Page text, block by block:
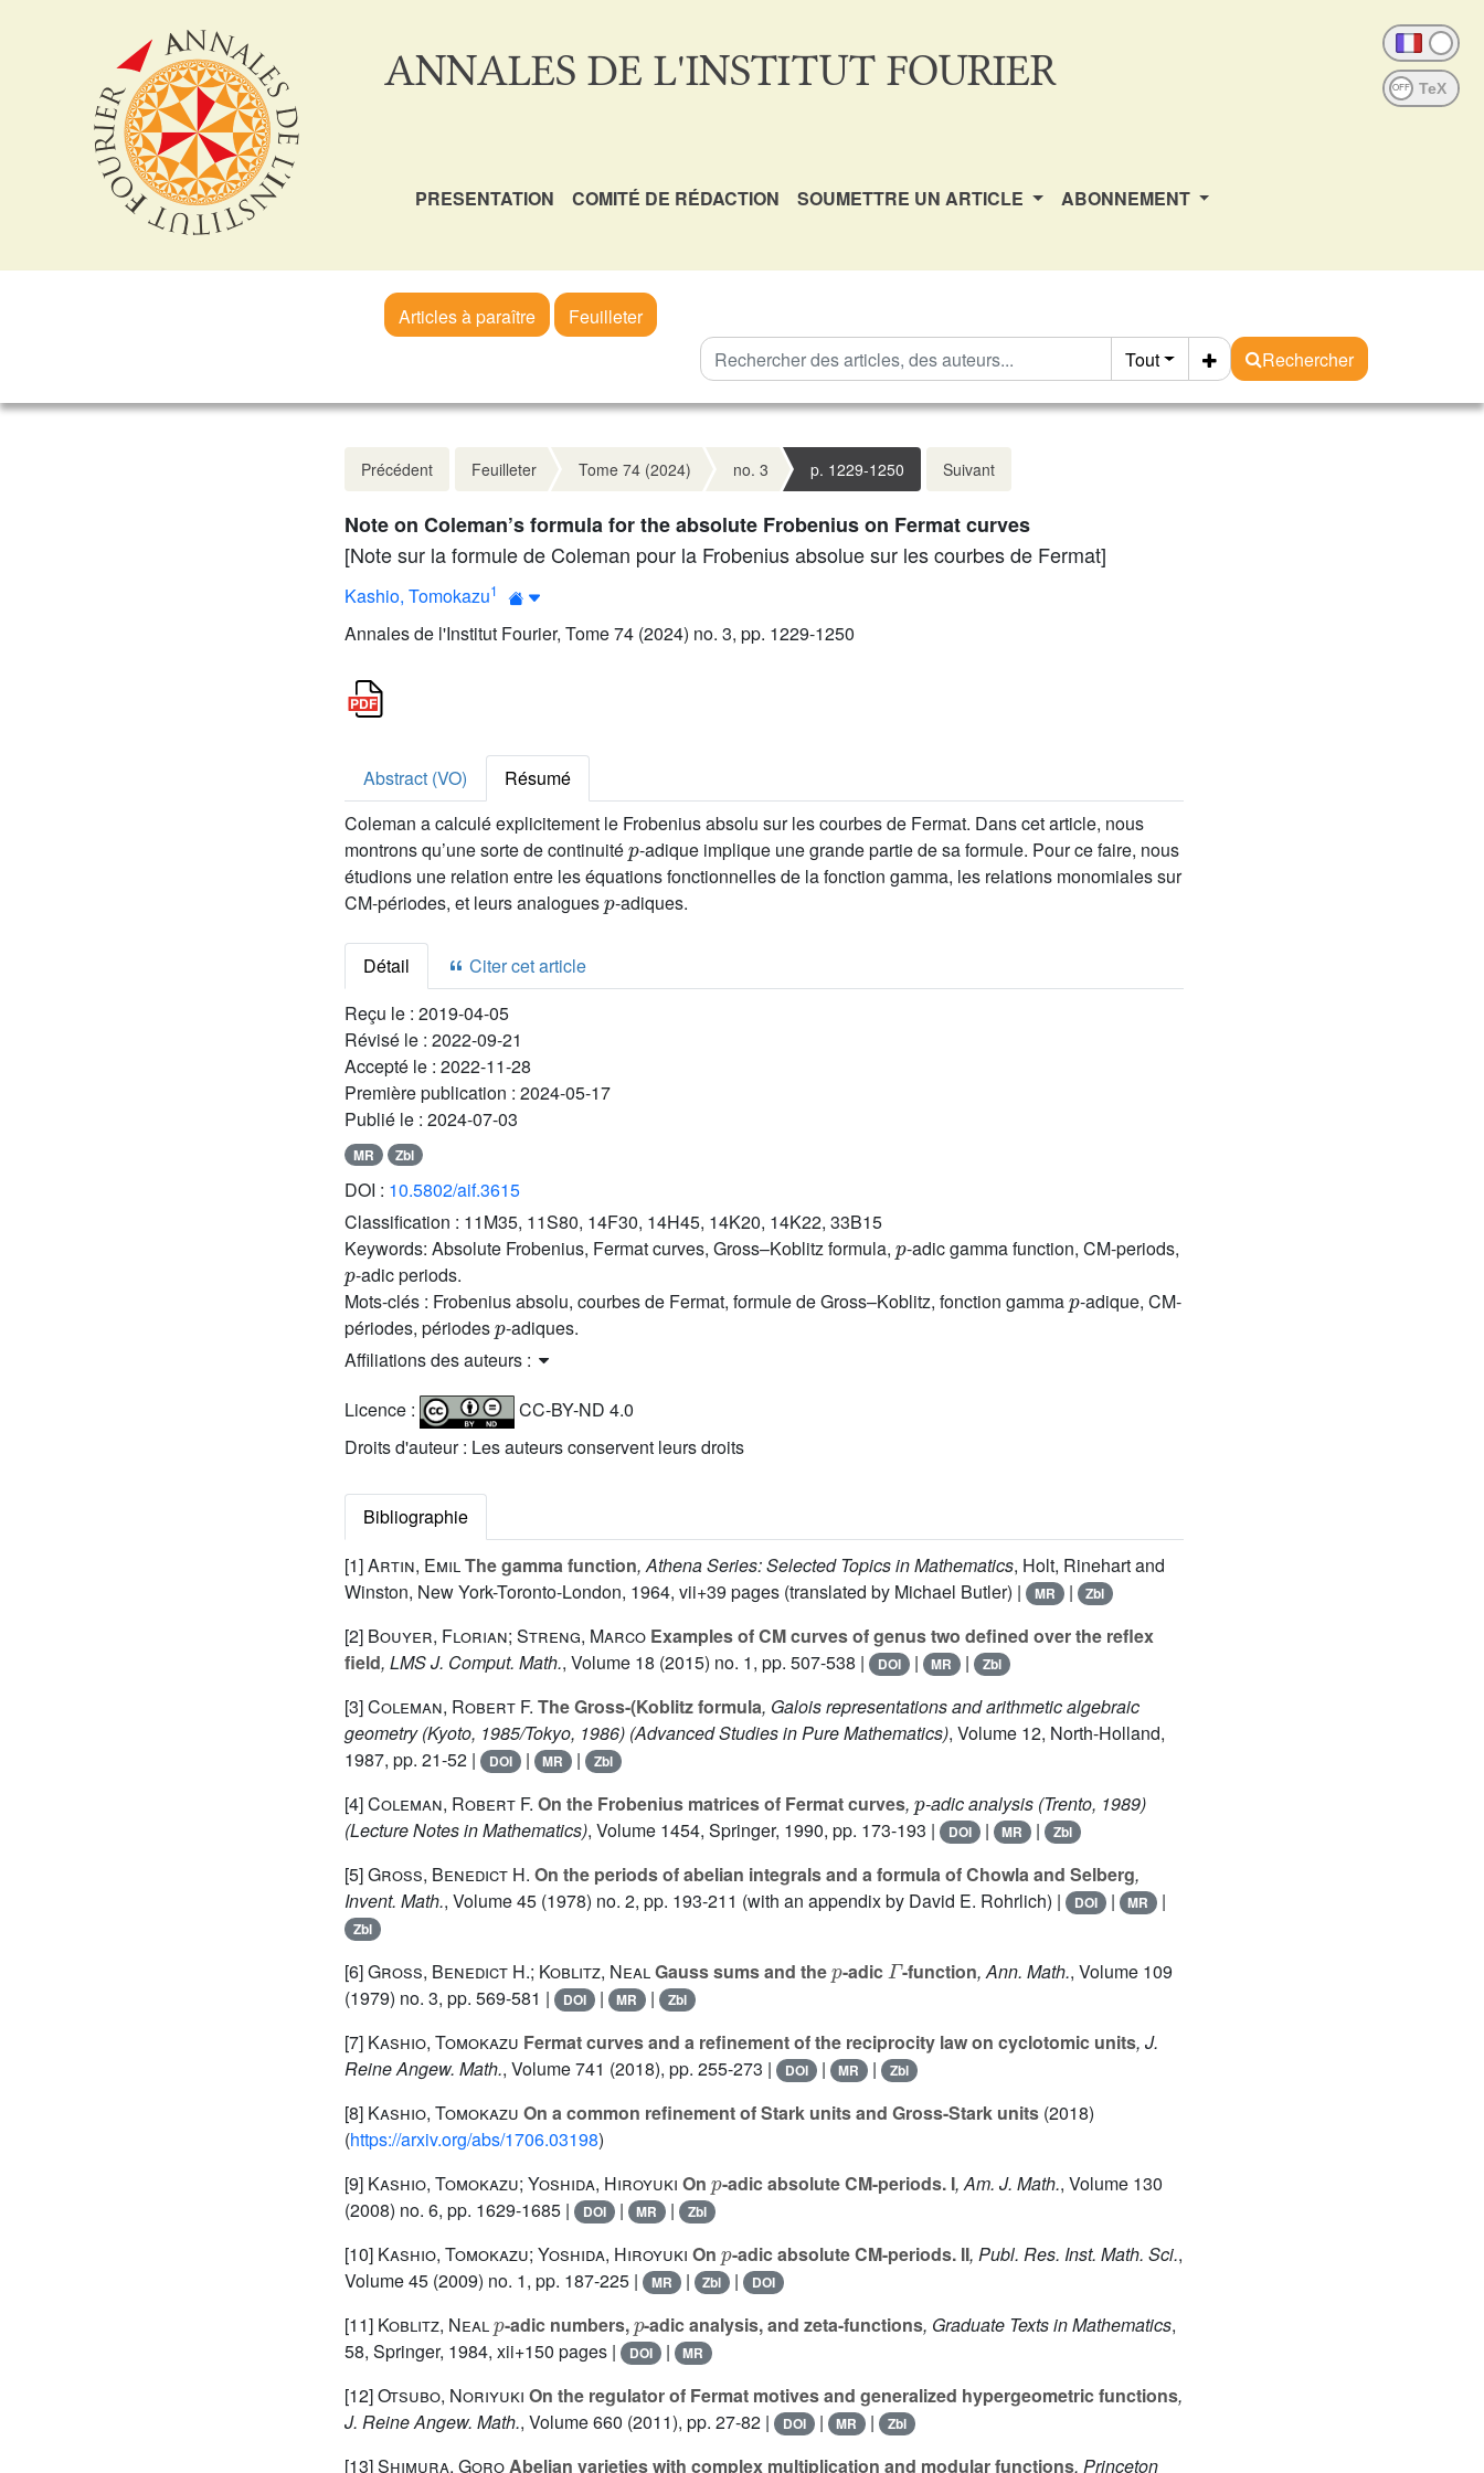
ANNALES DE L'INSTITUT FOURIER OFF
PRESENTATION COMITÉ DE RÉDACTION SOUMETTRE UN ARTICLE ABONNEMENT
Articles à paraître
Feuilleter
Tout
Rechercher
Précédent Feuilleter Tome 74 (2024) no. 3 p. 1229-1250 Suivant
Note on Coleman’s formula for the absolute Frobenius on Fermat curves
[Note sur la formule de Coleman pour la Frobenius absolue sur les courbes de Fermat]
Kashio, Tomokazu1
Annales de l'Institut Fourier, Tome 74 (2024) no. 3, pp. 1229-1250
Abstract (VO)
Résumé
Coleman a calculé explicitement le Frobenius absolu sur les courbes de Fermat. Dans cet article, nous
montrons qu’une sorte de continuité
p
-adique implique une grande partie de sa formule. Pour ce faire, nous
étudions une relation entre les équations fonctionnelles de la fonction gamma, les relations monomiales sur
CM-périodes, et leurs analogues
p
-adiques.
Détail
Citer cet article
Reçu le : 2019-04-05
Révisé le : 2022-09-21
Accepté le : 2022-11-28
Première publication : 2024-05-17
Publié le : 2024-07-03
MR Zbl
DOI : 10.5802/aif.3615
Classification : 11M35, 11S80, 14F30, 14H45, 14K20, 14K22, 33B15
Keywords: Absolute Frobenius, Fermat curves, Gross–Koblitz formula, -adic gamma function, CM-periods,
p
-adic periods.
Mots-clés : Frobenius absolu, courbes de Fermat, formule de Gross–Koblitz, fonction gamma -adique, CM-
périodes, périodes
p
-adiques.
Affiliations des auteurs :
Licence :
CC-BY-ND 4.0
Droits d'auteur : Les auteurs conservent leurs droits
Bibliographie
[1]Artin, EmilThe gamma function, Athena Series: Selected Topics in Mathematics, Holt, Rinehart and
Winston, New York-Toronto-London, 1964, vii+39 pages (translated by Michael Butler) |
MR | Zbl
[2] Bouyer, Florian; Streng, Marco Examples of CM curves of genus two defined over the reflex
field, LMS J. Comput. Math., Volume 18 (2015) no. 1, pp. 507-538 | DOI | MR | Zbl
[3]Coleman, Robert F. The Gross-(Koblitz formula, Galois representations and arithmetic algebraic
geometry (Kyoto, 1985/Tokyo, 1986) (Advanced Studies in Pure Mathematics), Volume 12, North-Holland,
1987, pp. 21-52 |
DOI | MR | Zbl
[4]Coleman, Robert F. On the Frobenius matrices of Fermat curves,
-adic analysis (Trento, 1989)
(Lecture Notes in Mathematics), Volume 1454, Springer, 1990, pp. 173-193 | DOI | MR | Zbl
[5]Gross, Benedict H. On the periods of abelian integrals and a formula of Chowla and Selberg,
Invent. Math., Volume 45 (1978) no. 2, pp. 193-211 (with an appendix by David E. Rohrlich) | DOI | MR |
Zbl
[6]Gross, Benedict H.; Koblitz, NealGauss sums and the -adic -function, Ann. Math., Volume 109
(1979) no. 3, pp. 569-581 |
DOI | MR | Zbl
[7] Kashio, Tomokazu Fermat curves and a refinement of the reciprocity law on cyclotomic units, J.
Reine Angew. Math., Volume 741 (2018), pp. 255-273 | DOI | MR | Zbl
[8] Kashio, Tomokazu On a common refinement of Stark units and Gross-Stark units (2018)
(https://arxiv.org/abs/1706.03198)
[9] Kashio, Tomokazu; Yoshida, Hiroyuki On -adic absolute CM-periods. I, Am. J. Math., Volume 130
(2008) no. 6, pp. 1629-1685 |
DOI | MR | Zbl
[10] Kashio, Tomokazu; Yoshida, Hiroyuki On -adic absolute CM-periods. II, Publ. Res. Inst. Math. Sci.,
Volume 45 (2009) no. 1, pp. 187-225 | MR | Zbl | DOI
[11] Koblitz, Neal -adic numbers, -adic analysis, and zeta-functions, Graduate Texts in Mathematics,
58, Springer, 1984, xii+150 pages | DOI | MR
[12]Otsubo, Noriyuki On the regulator of Fermat motives and generalized hypergeometric functions,
J. Reine Angew. Math., Volume 660 (2011), pp. 27-82 | DOI | MR | Zbl
[13]Shimura, GoroAbelian varieties with complex multiplication and modular functions, Princeton